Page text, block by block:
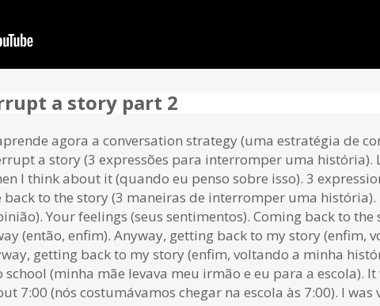
a story part 2
agora a conversation strategy (uma estratégia de
a story (3 expressões para interromper uma história).
I think about it (quando eu penso sobre isso). 3
back to the story (3 maneiras de interromper uma
Your feelings (seus sentimentos). Coming back to
(então, enfim). Anyway, getting back to my story (enfim,
getting back to my story (enfim, voltando a minha
(minha mãe levava meu irmão e eu para a escola).
7:00 (nós costumávamos chegar na escola às 7:00). I